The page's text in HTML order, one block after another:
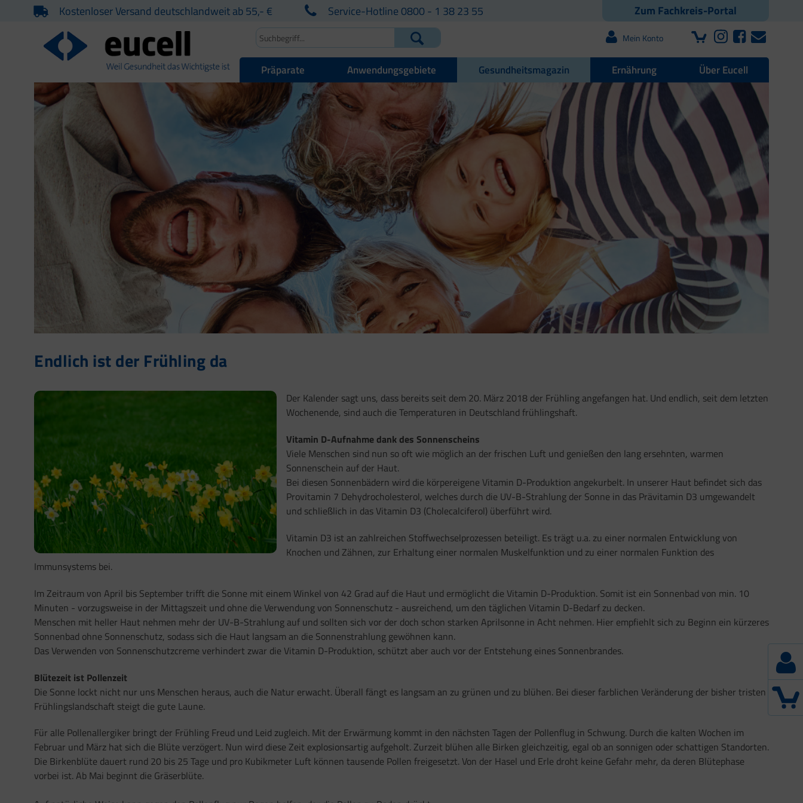
Zum Fachkreis-Portal
Kostenloser Versand deutschlandweit ab 55,- € Service-Hotline 0800 - 1 38 23 55
Mein Konto
Präparate Anwendungsgebiete Gesundheitsmagazin Ernährung Über Eucell
Endlich ist der Frühling da
Der Kalender sagt uns, dass bereits seit dem 20. März 2018 der Frühling angefangen hat. Und endlich, seit dem letzten
Wochenende, sind auch die Temperaturen in Deutschland frühlingshaft.
Vitamin D-Aufnahme dank des Sonnenscheins
Viele Menschen sind nun so oft wie möglich an der frischen Luft und genießen den lang ersehnten, warmen
Sonnenschein auf der Haut.
Bei diesen Sonnenbädern wird die körpereigene Vitamin D-Produktion angekurbelt. In unserer Haut befindet sich das
Provitamin 7 Dehydrocholesterol, welches durch die UV-B-Strahlung der Sonne in das Prävitamin D3 umgewandelt
und schließlich in das Vitamin D3 (Cholecalciferol) überführt wird.
Vitamin D3 ist an zahlreichen Stoffwechselprozessen beteiligt. Es trägt u.a. zu einer normalen Entwicklung von
Knochen und Zähnen, zur Erhaltung einer normalen Muskelfunktion und zu einer normalen Funktion des
Immunsystems bei.
Im Zeitraum von April bis September trifft die Sonne mit einem Winkel von 42 Grad auf die Haut und ermöglicht die Vitamin D-Produktion. Somit ist ein Sonnenbad von min. 10
Minuten - vorzugsweise in der Mittagszeit und ohne die Verwendung von Sonnenschutz - ausreichend, um den täglichen Vitamin D-Bedarf zu decken.
Menschen mit heller Haut nehmen mehr der UV-B-Strahlung auf und sollten sich vor der doch schon starken Aprilsonne in Acht nehmen. Hier empfiehlt sich zu Beginn ein kürzeres
Sonnenbad ohne Sonnenschutz, sodass sich die Haut langsam an die Sonnenstrahlung gewöhnen kann.
Das Verwenden von Sonnenschutzcreme verhindert zwar die Vitamin D-Produktion, schützt aber auch vor der Entstehung eines Sonnenbrandes.
Blütezeit ist Pollenzeit
Die Sonne lockt nicht nur uns Menschen heraus, auch die Natur erwacht. Überall fängt es langsam an zu grünen und zu blühen. Bei dieser farblichen Veränderung der bisher tristen
Frühlingslandschaft steigt die gute Laune.
Für alle Pollenallergiker bringt der Frühling Freud und Leid zugleich. Mit der Erwärmung kommt in den nächsten Tagen der Pollenflug in Schwung. Durch die kalten Wochen im
Februar und März hat sich die Blüte verzögert. Nun wird diese Zeit explosionsartig aufgeholt. Zurzeit blühen alle Birken gleichzeitig, egal ob an sonnigen oder schattigen Standorten.
Die Birkenblüte dauert rund 20 bis 25 Tage und pro Kubikmeter Luft können tausende Pollen freigesetzt. Von der Hasel und Erle droht keine Gefahr mehr, da deren Blütephase
vorbei ist. Ab Mai beginnt die Gräserblüte.